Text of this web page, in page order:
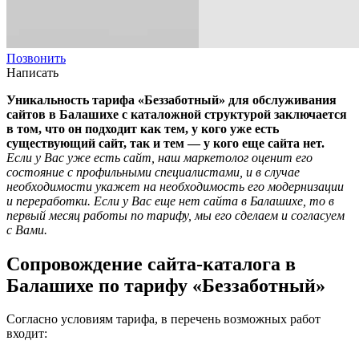
Позвонить
Написать
Уникальность тарифа «Беззаботный» для обслуживания
сайтов в Балашихе с каталожной структурой заключается
в том, что он подходит как тем, у кого уже есть
существующий сайт, так и тем — у кого еще сайта нет.
Если у Вас уже есть сайт, наш маркетолог оценит его
состояние с профильными специалистами, и в случае
необходимости укажет на необходимость его модернизации
и переработки. Если у Вас еще нет сайта в Балашихе, то в
первый месяц работы по тарифу, мы его сделаем и согласуем
с Вами.
Сопровождение сайта-каталога в
Балашихе по тарифу «Беззаботный»
Согласно условиям тарифа, в перечень возможных работ
входит: